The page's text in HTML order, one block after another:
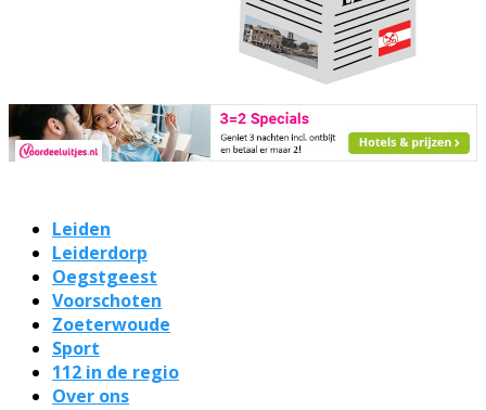
Leiden
Leiderdorp
Oegstgeest
Voorschoten
Zoeterwoude
Sport
112 in de regio
Over ons